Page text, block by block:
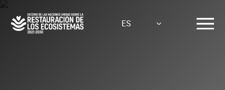
Pasar
contenido
ES